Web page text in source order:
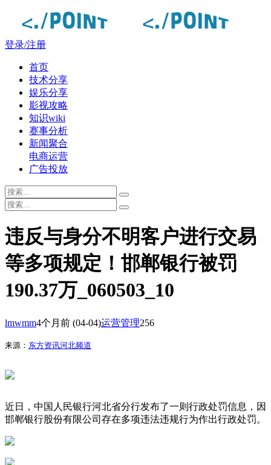
登录/注册
首页
技术分享
娱乐分享
影视攻略
知识wiki
赛事分析
新闻聚合
电商运营
广告投放
违反与身分不明客户进行交易
等多项规定！邯郸银行被罚
190.37万_060503_10
lmwmm4个月前 (04-04)运营管理256
来源： 东方资讯河北频道
近日，中国人民银行河北省分行发布了一则行政处罚信息，因
邯郸银行股份有限公司存在多项违法违规行为作出行政处罚。